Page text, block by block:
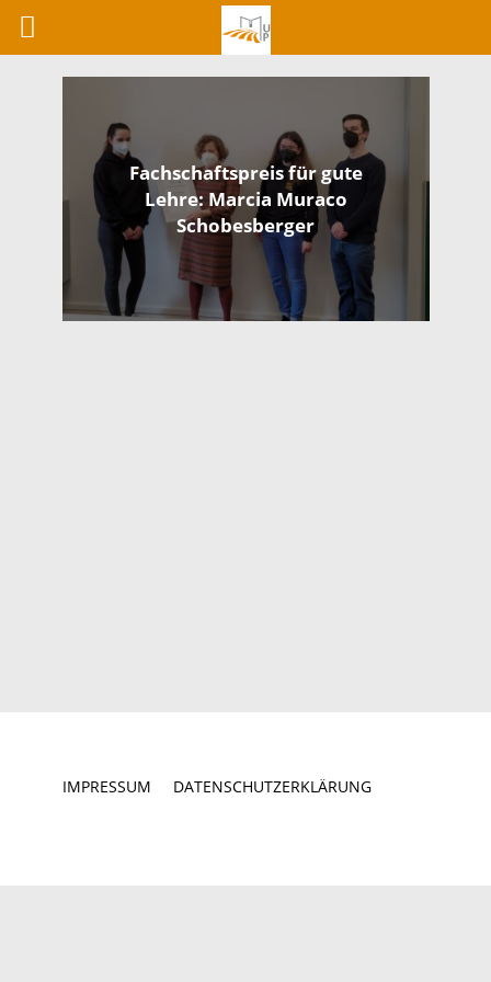
Fachschaftspreis für gute
Lehre: Marcia Muraco
Schobesberger
IMPRESSUM DATENSCHUTZERKLÄRUNG